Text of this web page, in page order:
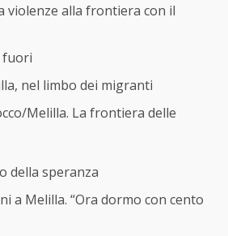
violenze alla frontiera con il
fuori
nel limbo dei migranti
Melilla. La frontiera delle
della speranza
a Melilla. “Ora dormo con cento